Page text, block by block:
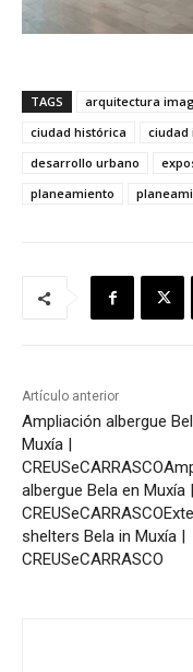
TAGS arquitectura
ciudad histórica
ciudad
desarrollo urbano
planeamiento
Artículo anterior
Ampliación albergue
Muxía |
CREUSeCARRASCO
albergue Bela en Muxía |
CREUSeCARRASCO
shelters Bela in Muxía |
CREUSeCARRASCO